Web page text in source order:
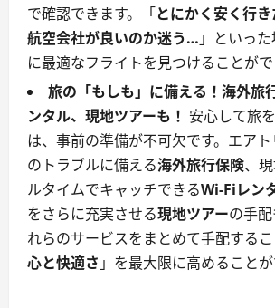
で確認できます。「とにかく安く行き
航空会社が良いのか迷う… 」といっ
に最適なフライトを見つけることがで
旅の「もしも」に備える！海外旅
ンタル、現地ツアーも！ 安心して旅
は、事前の準備が不可欠です。エア
のトラブルに備える海外旅行保険、
ルタイムでキャッチできるWi-Fiレン
をさらに充実させる現地ツアーの手
れらのサービスをまとめて手配する
心と快適さ 」を最大限に高めることが